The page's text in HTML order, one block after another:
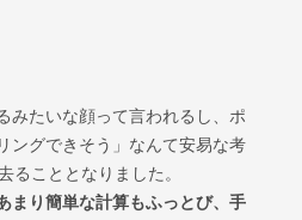
みたいな顔って言われるし、ポ
ングできそう」なんて安易な考
ることとなりました。
まり簡単な計算もふっとび、手